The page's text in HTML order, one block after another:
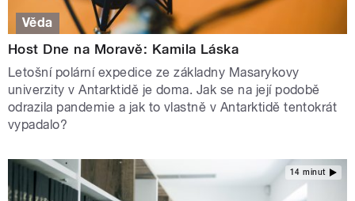
Věda
Host Dne na Moravě: Kamila Láska
Letošní polární expedice ze základny Masarykovy
univerzity v Antarktidě je doma. Jak se na její podobě
odrazila pandemie a jak to vlastně v Antarktidě tentokrát
vypadalo?
14 minut